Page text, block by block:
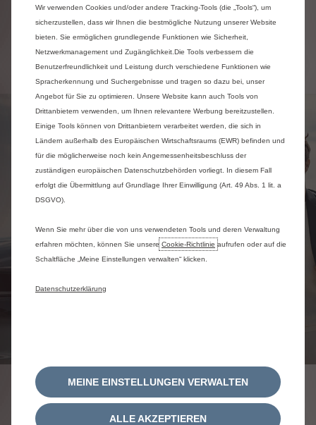
Partnersuche
CITROËN ASSISTANCE
Wir verwenden Cookies und/oder andere Tracking-Tools (die „Tools“), um
sicherzustellen, dass wir Ihnen die bestmögliche Nutzung unserer Website
bieten. Sie ermöglichen grundlegende Funktionen wie Sicherheit,
Netzwerkmanagement und Zugänglichkeit.Die Tools verbessern die
Benutzerfreundlichkeit und Leistung durch verschiedene Funktionen wie
Spracherkennung und Suchergebnisse und tragen so dazu bei, unser
Angebot für Sie zu optimieren. Unsere Website kann auch Tools von
Drittanbietern verwenden, um Ihnen relevantere Werbung bereitzustellen.
Einige Tools können von Drittanbietern verarbeitet werden, die sich in
Ländern außerhalb des Europäischen Wirtschaftsraums (EWR) befinden und
für die möglicherweise noch kein Angemessenheitsbeschluss der
zuständigen europäischen Datenschutzbehörden vorliegt. In diesem Fall
erfolgt die Übermittlung auf Grundlage Ihrer Einwilligung (Art. 49 Abs. 1 lit. a
DSGVO).
Wenn Sie mehr über die von uns verwendeten Tools und deren Verwaltung
erfahren möchten, können Sie unsere Cookie‑Richtlinie aufrufen oder auf die
Schaltfläche „Meine Einstellungen verwalten“ klicken.
Datenschutzerklärung
MEINE EINSTELLUNGEN VERWALTEN
ALLE AKZEPTIEREN